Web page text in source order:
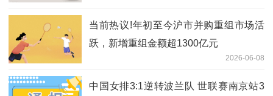
当前热议!年初至今沪市并购重组市场活
跃，新增重组金额超1300亿元
2026-06-08
中国女排3:1逆转波兰队 世联赛南京站3